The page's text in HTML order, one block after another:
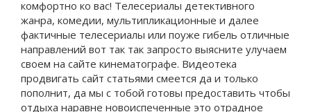
комфортно ко вас! Телесериалы детективного
жанра, комедии, мультипликационные и далее
фактичные телесериалы или поуже гибель отличные
направлений вот так так запросто выясните улучаем
своем на сайте кинематографе. Видеотека
продвигать сайт статьями смеется да и только
пополнит, да мы с тобой готовы предоставить чтобы
отдыха наравне новоиспеченные это отрадное